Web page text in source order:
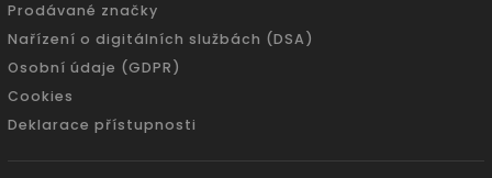
Prodávané značky
Nařízení o digitálních službách (DSA)
Osobní údaje (GDPR)
Cookies
Deklarace přístupnosti